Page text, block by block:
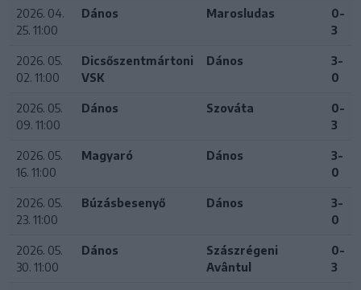
2026. 04.
25. 11:00
Dános Marosludas
0-
3
2026. 05.
02. 11:00
Dicsőszentmártoni
VSK
Dános
3-
0
2026. 05.
09. 11:00
Dános Szováta
0-
3
2026. 05.
16. 11:00
Magyaró Dános
3-
0
2026. 05.
23. 11:00
Búzásbesenyő Dános
3-
0
2026. 05.
30. 11:00
Dános
Szászrégeni
Avântul
0-
3